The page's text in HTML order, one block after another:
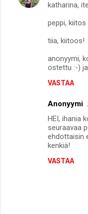
katharina,
peppi, kiitos
tiia, kiitoos!
anonyymi,
ostettu :-)
VASTAA
Anonyymi
HEI, ihania
seuraavaa
ehdottaisin
kenkiä!
VASTAA